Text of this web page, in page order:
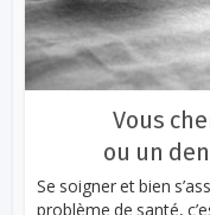
Vous
ou un
Se soigner et bien
problème de santé,